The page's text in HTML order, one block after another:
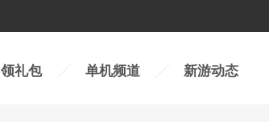
领礼包 单机频道 新游动态